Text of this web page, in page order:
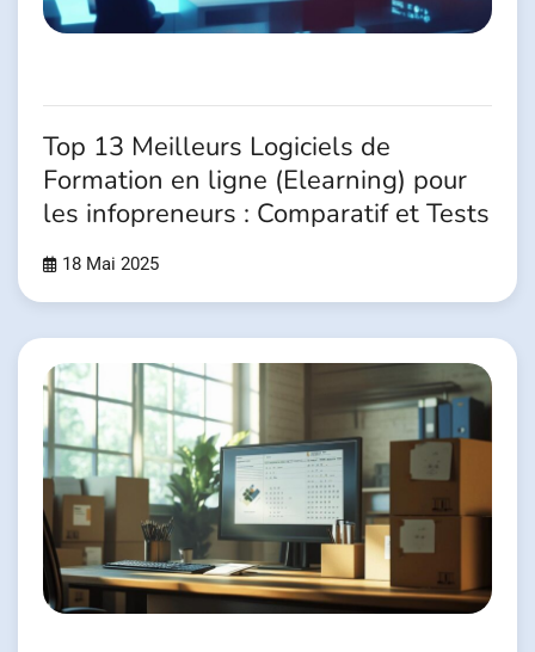
Top 13 Meilleurs Logiciels de
Formation en ligne (Elearning) pour
les infopreneurs : Comparatif et Tests
18 Mai 2025